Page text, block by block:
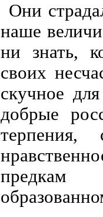
Они
наше
ни знать,
своих
скучное
добрые
терпения,
предкам